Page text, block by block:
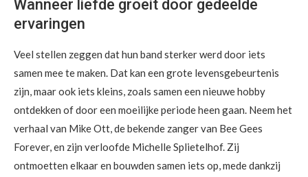
Wanneer liefde groeit door gedeelde
ervaringen
Veel stellen zeggen dat hun band sterker werd door iets
samen mee te maken. Dat kan een grote levensgebeurtenis
zijn, maar ook iets kleins, zoals samen een nieuwe hobby
ontdekken of door een moeilijke periode heen gaan. Neem het
verhaal van Mike Ott, de bekende zanger van Bee Gees
Forever, en zijn verloofde Michelle Splietelhof. Zij
ontmoetten elkaar en bouwden samen iets op, mede dankzij